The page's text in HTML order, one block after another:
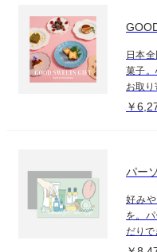
日本
菓子
お取り
￥
パー
好み
を。
だりで